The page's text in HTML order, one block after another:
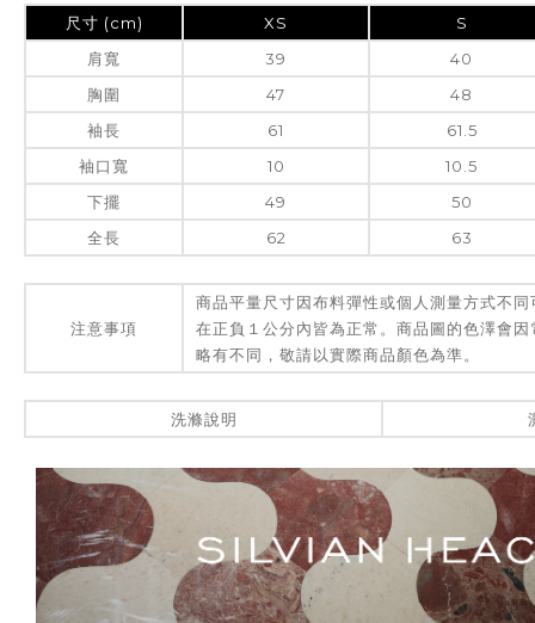
尺寸 (cm) XS
S
肩寬
39
40
胸圍
47
48
袖長
61
61.5
袖口寬
10
10.5
下擺
49
50
全長
62 63
注意事項
商品平量尺寸因布料彈性或個人測量方式不
在正負１公分內皆為正常。商品圖的色澤會
略有不同，敬請以實際商品顏色為準。
洗滌說明